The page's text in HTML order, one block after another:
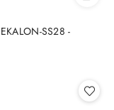
SS28 -